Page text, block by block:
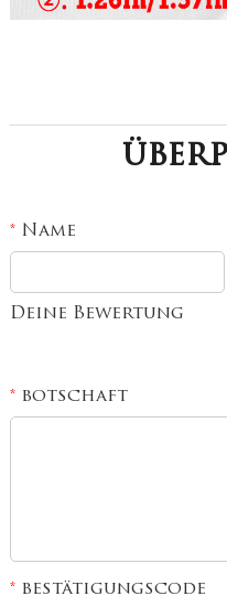
*Name
Deine Bewertung
*botschaft
*bestätigungscode